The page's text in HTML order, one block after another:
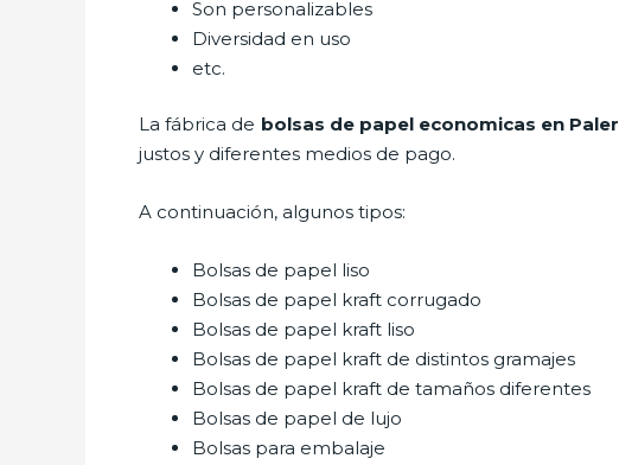
Son personalizables
Diversidad en uso
etc.
La fábrica de bolsas de papel economicas en
justos y diferentes medios de pago.
A continuación, algunos tipos:
Bolsas de papel liso
Bolsas de papel kraft corrugado
Bolsas de papel kraft liso
Bolsas de papel kraft de distintos gramajes
Bolsas de papel kraft de tamaños diferentes
Bolsas de papel de lujo
Bolsas para embalaje